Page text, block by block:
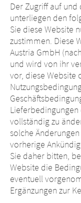
Der Zugriff auf und
unterliegen den
Sie diese Website
zustimmen. Diese
Austria GmbH
und wird von ihr
vor, diese Website
vollständig zu
solche
vorherige
Sie daher bitten,
Website die
eventuell
Ergänzungen zur